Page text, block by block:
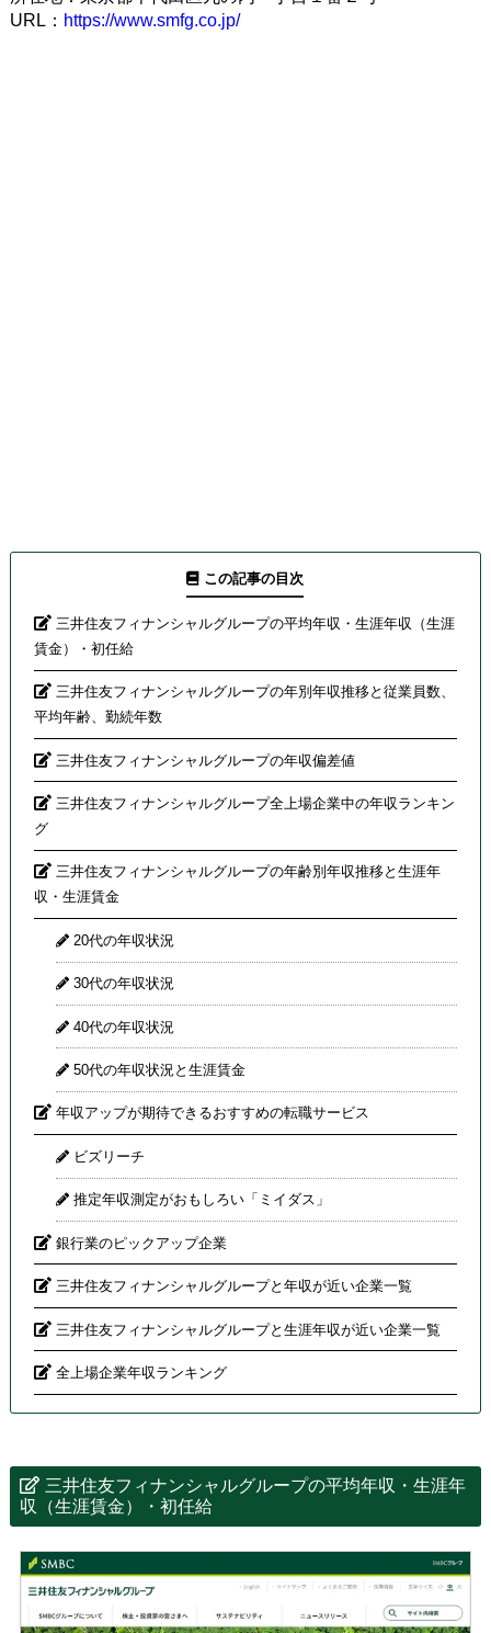
URL： https://www.smfg.co.jp/
この記事の目次
三井住友フィナンシャルグループの平均年収・生涯年収（生涯
賃金）・初任給
三井住友フィナンシャルグループの年別年収推移と従業員数、
平均年齢、勤続年数
三井住友フィナンシャルグループの年収偏差値
三井住友フィナンシャルグループ全上場企業中の年収ランキン
グ
三井住友フィナンシャルグループの年齢別年収推移と生涯年
収・生涯賃金
20代の年収状況
30代の年収状況
40代の年収状況
50代の年収状況と生涯賃金
年収アップが期待できるおすすめの転職サービス
ビズリーチ
推定年収測定がおもしろい「ミイダス」
銀行業のピックアップ企業
三井住友フィナンシャルグループと年収が近い企業一覧
三井住友フィナンシャルグループと生涯年収が近い企業一覧
全上場企業年収ランキング
三井住友フィナンシャルグループの平均年収・生涯年
収（生涯賃金）・初任給